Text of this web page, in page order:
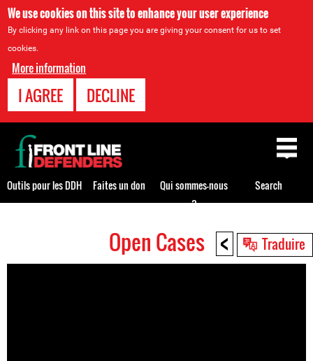
We use cookies on this site to enhance your user experience
By clicking any link on this page you are giving your consent for us to set
cookies.
More information
I AGREE DECLINE
< Traduire
Open Cases
Back
to
top
Outils pour les DDH Faites un don
Qui sommes-nous
?
Search